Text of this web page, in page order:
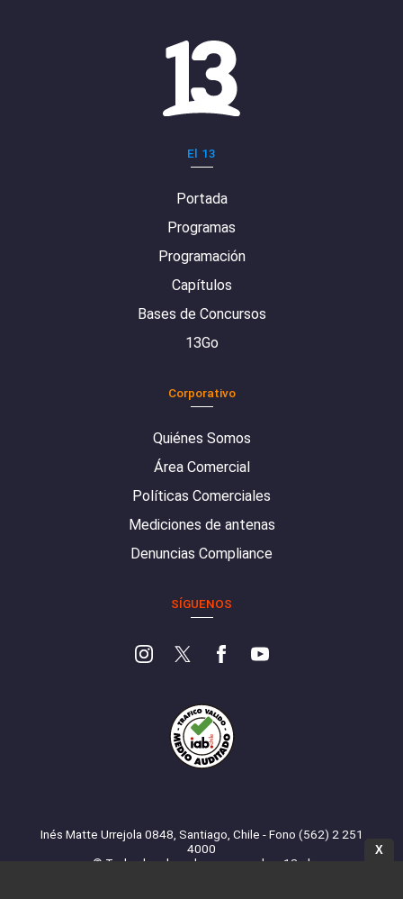
El 13
Portada
Programas
Programación
Capítulos
Bases de Concursos
13Go
Corporativo
Quiénes Somos
Área Comercial
Políticas Comerciales
Mediciones de antenas
Denuncias Compliance
SÍGUENOS
Inés Matte Urrejola 0848, Santiago, Chile - Fono (562) 2 251
4000
© Todos los derechos reservados. 13.cl
X